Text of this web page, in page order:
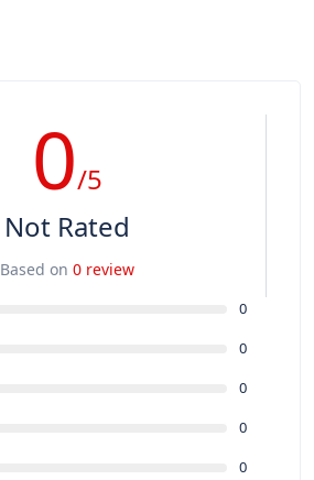
0/5
Not Rated
Based on 0 review
0
0
0
0
0